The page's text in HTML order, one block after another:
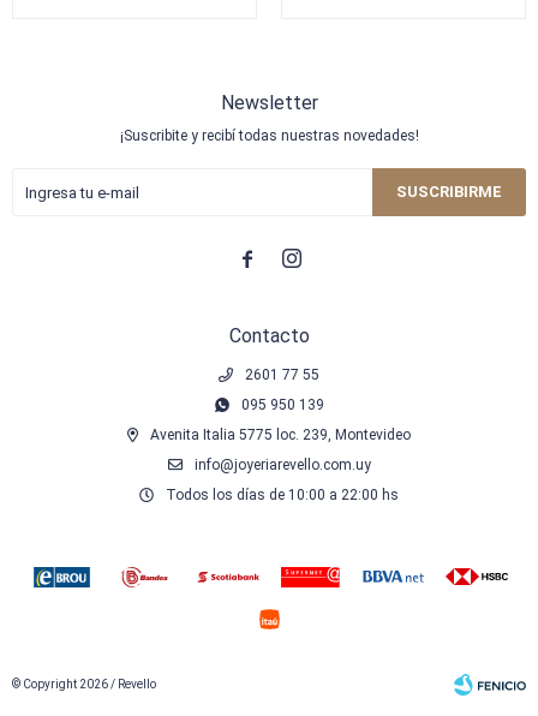
Contacto
2601 77 55
095 950 139
Avenita Italia 5775 loc. 239, Montevideo
info@joyeriarevello.com.uy
Todos los días de 10:00 a 22:00 hs
Newsletter
¡Suscribite y recibí todas nuestras novedades!
SUSCRIBIRME
 
© Copyright 2026 / Revello